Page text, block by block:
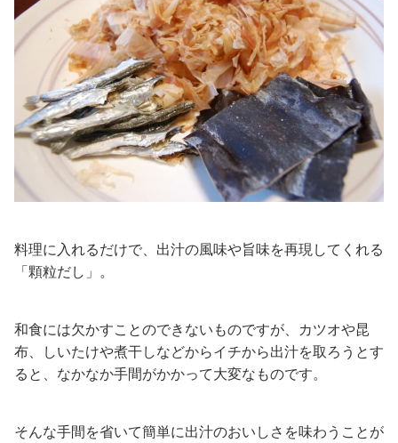
料理に入れるだけで、出汁の風味や旨味を再現してくれる
「顆粒だし」。
和食には欠かすことのできないものですが、カツオや昆
布、しいたけや煮干しなどからイチから出汁を取ろうとす
ると、なかなか手間がかかって大変なものです。
そんな手間を省いて簡単に出汁のおいしさを味わうことが